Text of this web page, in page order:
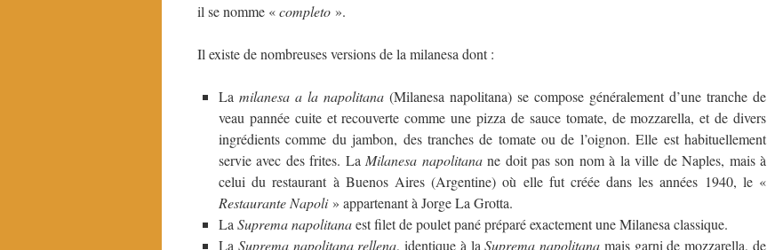
il se nomme «completo ».
Il existe de nombreuses versions de la milanesa dont :
La milanesa a la napolitana (Milanesa napolitana) se compose généralement d’une tranche de
veau pannée cuite et recouverte comme une pizza de sauce tomate, de mozzarella, et de divers
ingrédients comme du jambon, des tranches de tomate ou de l’oignon. Elle est habituellement
servie avec des frites. La Milanesa napolitanane doit pas son nom à la ville de Naples, mais à
celui du restaurant à Buenos Aires (Argentine) où elle fut créée dans les années 1940, le «
Restaurante Napoli» appartenant à Jorge La Grotta.
La Suprema napolitanaest filet de poulet pané préparé exactement une Milanesa classique.
La Suprema napolitana rellena, identique à laSuprema napolitana mais garni de mozzarella, de